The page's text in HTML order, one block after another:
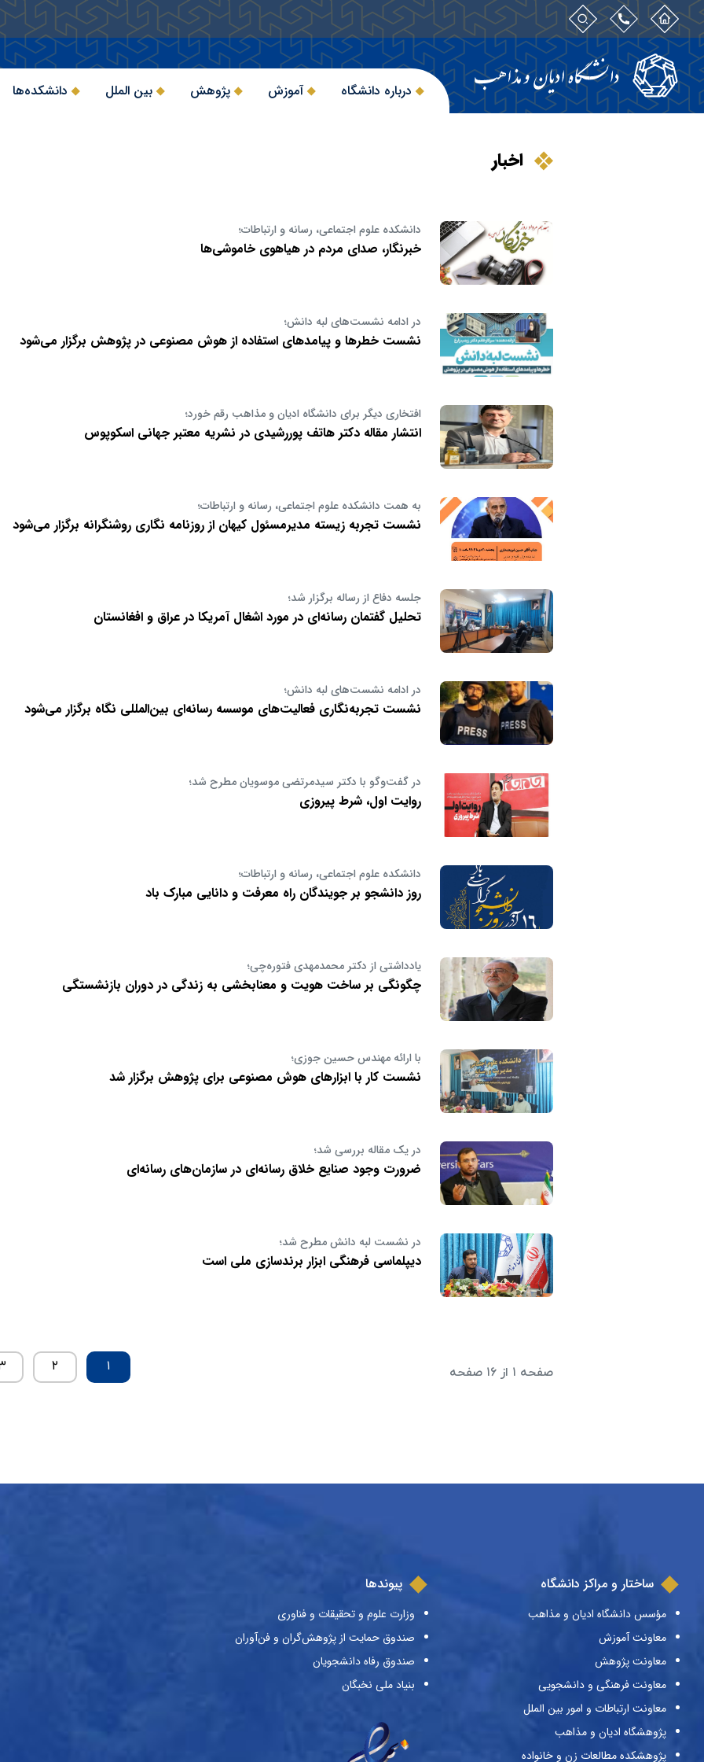
درباره دانشگاه آموزش پژوهش بین الملل دانشکده‌ها
اخبار
دانشکده علوم اجتماعی، رسانه و ارتباطات؛
خبرنگار، صدای مردم در هیاهوی خاموشی‌ها
در ادامه نشست‌های لبه دانش؛
نشست خطرها و پیامدهای استفاده از هوش مصنوعی در پژوهش برگزار می‌شود
افتخاری دیگر برای دانشگاه ادیان و مذاهب رقم خورد؛
انتشار مقاله دکتر هاتف پوررشیدی در نشریه معتبر جهانی اسکوپوس
به همت دانشکده علوم اجتماعی، رسانه و ارتباطات؛
نشست تجربه زیسته مدیرمسئول کیهان از روزنامه نگاری روشنگرانه برگزار می‌شود
جلسه دفاع از رساله برگزار شد؛
تحلیل گفتمان رسانه‌ای در مورد اشغال آمریکا در عراق و افغانستان
در ادامه نشست‌های لبه دانش؛
نشست تجربه‌نگاری فعالیت‌های موسسه رسانه‌ای بین‌المللی نگاه برگزار می‌شود
در گفت‌وگو با دکتر سیدمرتضی موسویان مطرح شد؛
روایت اول، شرط پیروزی
دانشکده علوم اجتماعی، رسانه و ارتباطات؛
روز دانشجو بر جویندگان راه معرفت و دانایی مبارک باد
یادداشتی از دکتر محمدمهدی فتوره‌چی؛
چگونگی بر ساخت هویت و معنابخشی به زندگی در دوران بازنشستگی
با ارائه مهندس حسین جوزی؛
نشست کار با ابزارهای هوش مصنوعی برای پژوهش برگزار شد
در یک مقاله بررسی شد؛
ضرورت وجود صنایع خلاق رسانه‌ای در سازمان‌های رسانه‌ای
در نشست لبه دانش مطرح شد؛
دیپلماسی فرهنگی ابزار برندسازی ملی است
صفحه ۱ از ۱۶ صفحه ۱ ۲
ساختار و مراکز دانشگاه
مؤسس دانشگاه ادیان و مذاهب
معاونت آموزش
معاونت پژوهش
معاونت فرهنگی و دانشجویی
معاونت ارتباطات و امور بین الملل
پژوهشگاه ادیان و مذاهب
پژوهشکده مطالعات زن و خانواده
پیوندها
وزارت علوم و تحقیقات و فناوری
صندوق حمایت از پژوهش‌گران و فن‌آوران
صندوق رفاه دانشجویان
بنیاد ملی نخبگان